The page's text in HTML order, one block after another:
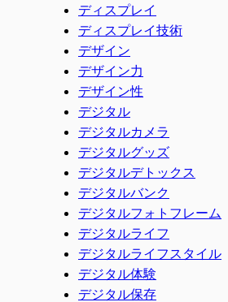
ディスプレイ
ディスプレイ技術
デザイン
デザイン力
デザイン性
デジタル
デジタルカメラ
デジタルグッズ
デジタルデトックス
デジタルバンク
デジタルフォトフレーム
デジタルライフ
デジタルライフスタイル
デジタル体験
デジタル保存